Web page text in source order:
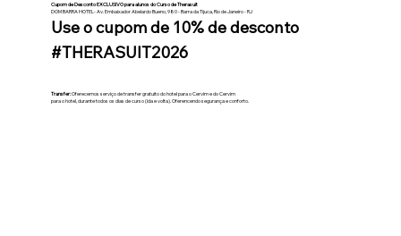
Cupom de Desconto EXCLUSIVO para alunos do Curso de Therasuit
DOM BARRA HOTEL- Av. Embaixador Abelardo Bueno, 980 - Barra da Tijuca, Rio de Janeiro - RJ
Use o cupom de 10% de desconto
#THERASUIT2026
Transfer:Oferecemos serviço de transfer gratuito do hotel para o Cervim e do Cervim
para o hotel, durante todos os dias de curso (ida e volta). Oferencendo segurança e conforto.